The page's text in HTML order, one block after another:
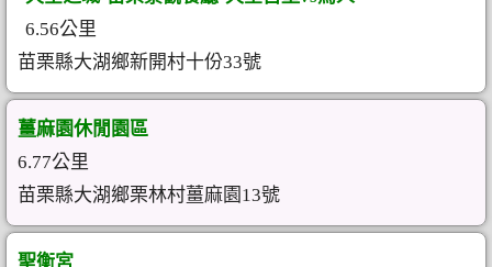
6.56公里
苗栗縣大湖鄉新開村十份33號
薑麻園休閒園區
6.77公里
苗栗縣大湖鄉栗林村薑麻園13號
聖衡宮